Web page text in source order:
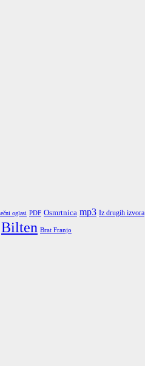
oglasi PDF Osmrtnica mp3 Iz drugih izvora
Bilten Brat Franjo